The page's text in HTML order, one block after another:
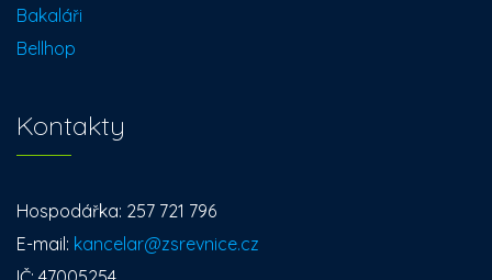
Bakaláři
Bellhop
Kontakty
Hospodářka: 257 721 796
E-mail: kancelar@zsrevnice.cz